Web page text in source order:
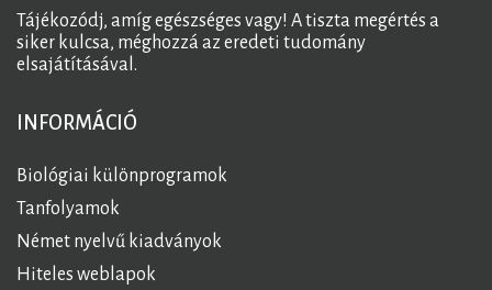
Tájékozódj, amíg egészséges vagy! A tiszta megértés a
siker kulcsa, méghozzá az eredeti tudomány
elsajátításával.
INFORMÁCIÓ
Biológiai különprogramok
Tanfolyamok
Német nyelvű kiadványok
Hiteles weblapok